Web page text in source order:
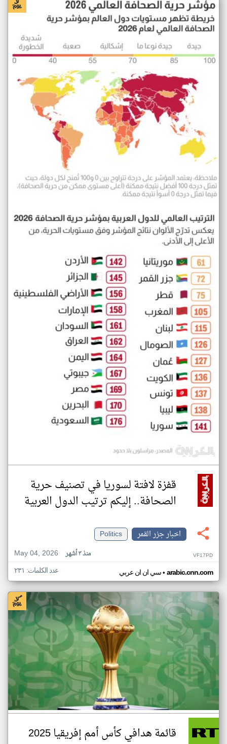
قفزة لافتة لسوريا في تصنيف حرية
الصحافة.. إليكم ترتيب الدول العربية
اخبار جزر القمر
Politics
May 04, 2026
منذ ٣ أشهر VF17PD
سي ان ان عربي• arabic.cnn.com عدد الكلمات: ٢٣١
قائمة هدافي كأس أمم إفريقيا 2025